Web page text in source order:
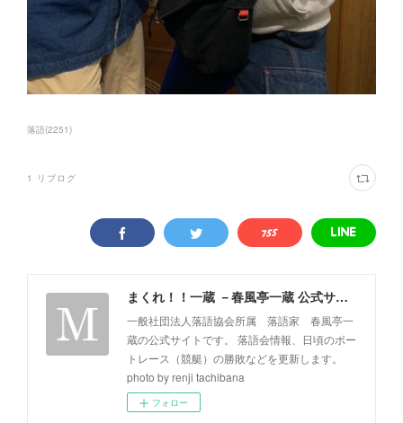
落語(2251)
1 リブログ
まくれ！！一蔵 －春風亭一蔵 公式サイト－
一般社団法人落語協会所属 落語家 春風亭一
蔵の公式サイトです。 落語会情報、日頃のボー
トレース（競艇）の勝敗などを更新します。
photo by renji tachibana
フォロー